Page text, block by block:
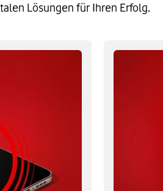
Lösungen für Ihren Erfolg.